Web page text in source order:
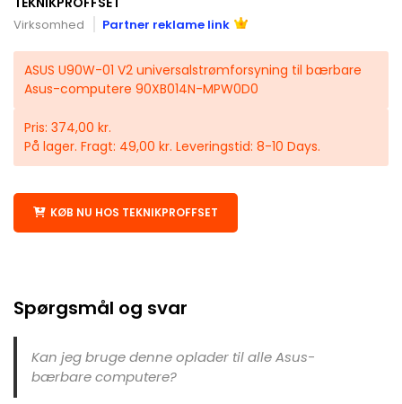
Virksomhed Partner reklame link
ASUS U90W-01 V2 universalstrømforsyning til bærbare
Asus-computere 90XB014N-MPW0D0
Pris: 374,00 kr.
På lager. Fragt: 49,00 kr. Leveringstid: 8-10 Days.
KØB NU HOS TEKNIKPROFFSET
Spørgsmål og svar
Kan jeg bruge denne oplader til alle Asus-
bærbare computere?